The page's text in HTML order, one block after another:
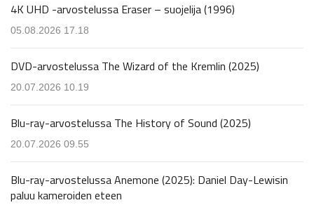
4K UHD -arvostelussa Eraser – suojelija (1996)
05.08.2026 17.18
DVD-arvostelussa The Wizard of the Kremlin (2025)
20.07.2026 10.19
Blu-ray-arvostelussa The History of Sound (2025)
20.07.2026 09.55
Blu-ray-arvostelussa Anemone (2025): Daniel Day-Lewisin
paluu kameroiden eteen